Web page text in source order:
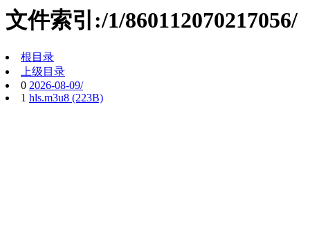
文件索引:/1/860112070217056/
根目录
上级目录
0 2026-08-09/
1 hls.m3u8 (223B)